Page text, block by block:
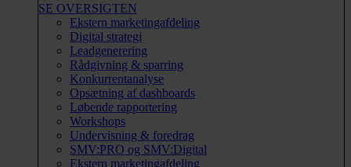
SE OVERSIGTEN
Ekstern marketingafdeling
Digital strategi
Leadgenerering
Rådgivning & sparring
Konkurrentanalyse
Opsætning af dashboards
Løbende rapportering
Workshops
Undervisning & foredrag
SMV:PRO og SMV:Digital
Ekstern marketingafdeling